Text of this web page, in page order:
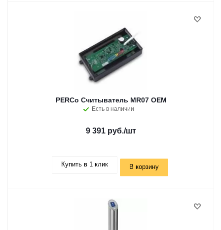
PERCo Считыватель MR07 OEM
Есть в наличии
9 391 руб./шт
Купить в 1 клик В корзину